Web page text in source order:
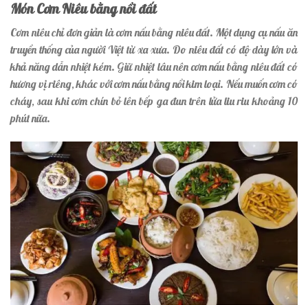
Món Cơm Niêu bằng nồi đất
Cơm niêu chỉ đơn giản là cơm nấu bằng niêu đất. Một dụng cụ nấu ăn
truyền thống của người Việt từ xa xưa. Do niêu đất có độ dày lớn và
khả năng dẫn nhiệt kém. Giữ nhiệt lâu nên cơm nấu bằng niêu đất có
hương vị riêng, khác với cơm nấu bằng nồi kim loại. Nếu muốn cơm có
cháy, sau khi cơm chín bỏ lên bếp ga đun trên lửa liu riu khoảng 10
phút nữa.